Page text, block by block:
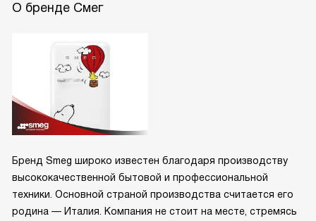
О бренде Смег
Бренд Smeg широко известен благодаря производству
высококачественной бытовой и профессиональной
техники. Основной страной производства считается его
родина — Италия. Компания не стоит на месте, стремясь